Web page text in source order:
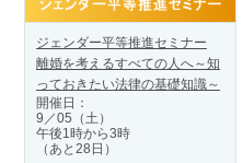
ジェンダー平等推進セミナー
離婚を考えるすべての人へ～知
っておきたい法律の基礎知識～
開催日：
9／05（土）
午後1時から3時
（あと28日）